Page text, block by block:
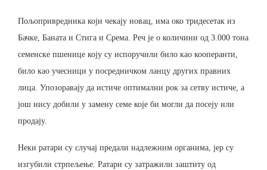
Пољопривредника који чекају новац, има око тридесетак из
Бачке, Баната и Стига и Срема. Реч је о количини од 3.000 тона
семенске пшенице коју су испоручили било као кооперанти,
било као учесници у посредничком ланцу других правних
лица. Упозоравају да истиче оптимални рок за сетву истиче, а
још нису добили у замену семе које би могли да посеју или
продају.
Неки ратари су случај предали надлежним органима, јер су
изгубили стрпељење. Ратари су затражили заштиту од